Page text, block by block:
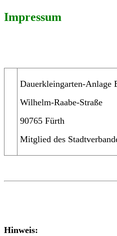
Impressum
Dauerkleingarten-Anlage
Wilhelm-Raabe-Straße
90765 Fürth
Mitglied des
Hinweis: